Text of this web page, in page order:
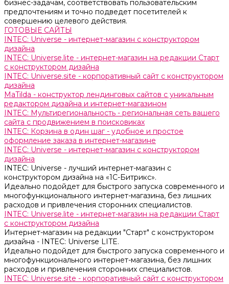
бизнес-задачам, соответствовать пользовательским
предпочтениям и точно подведет посетителей к
совершению целевого действия.
ГОТОВЫЕ САЙТЫ
INTEC: Universe - интернет-магазин с конструктором
дизайна
INTEC: Universe.lite - интернет-магазин на редакции Старт
с конструктором дизайна
INTEC: Universe.site - корпоративный сайт с конструктором
дизайна
MaTilda - конструктор лендинговых сайтов с уникальным
редактором дизайна и интернет-магазином
INTEC: Мультирегиональность - региональная сеть вашего
сайта с продвижением в поисковиках
INTEC: Корзина в один шаг - удобное и простое
оформление заказа в интернет-магазине
INTEC: Universe - интернет-магазин с конструктором
дизайна
INTEC: Universe - лучший интернет-магазин с
конструктором дизайна на «1C-Битрикс».
Идеально подойдет для быстрого запуска современного и
многофункционального интернет-магазина, без лишних
расходов и привлечения сторонних специалистов.
INTEC: Universe.lite - интернет-магазин на редакции Старт
с конструктором дизайна
Интернет-магазин на редакции "Старт" с конструктором
дизайна - INTEC: Universe LITE.
Идеально подойдет для быстрого запуска современного и
многофункционального интернет-магазина, без лишних
расходов и привлечения сторонних специалистов.
INTEC: Universe.site - корпоративный сайт с конструктором